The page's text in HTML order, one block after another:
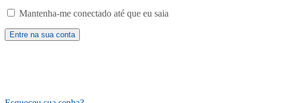
Mantenha-me conectado até que eu saia